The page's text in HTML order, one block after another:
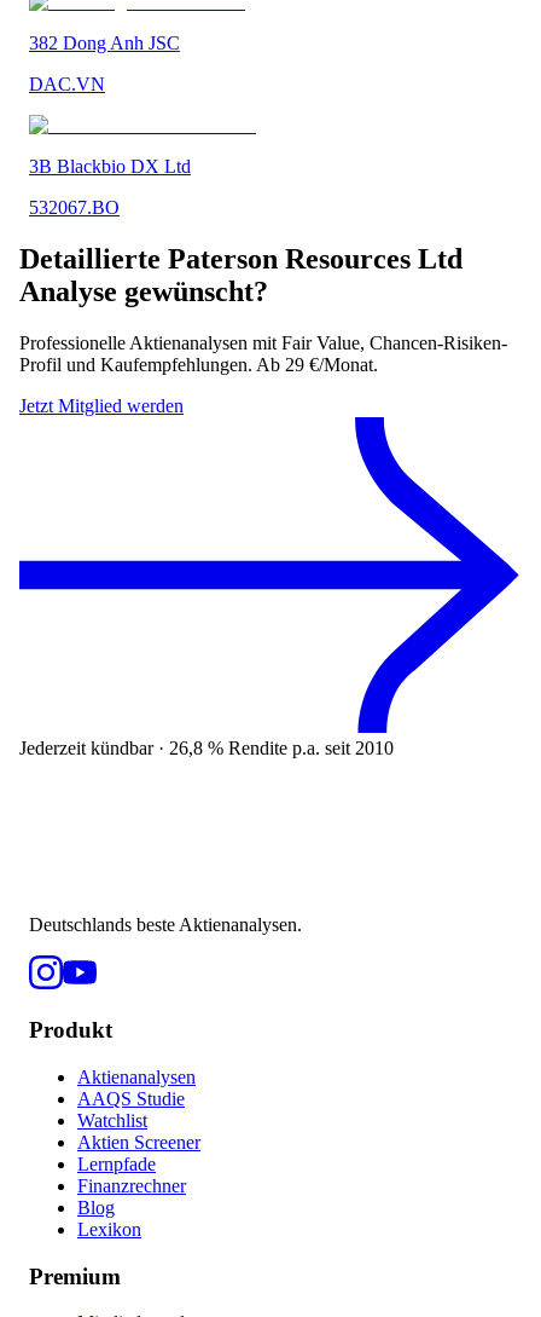
382 Dong Anh JSC
DAC.VN
3B Blackbio DX Ltd
532067.BO
Detaillierte Paterson Resources Ltd
Analyse gewünscht?
Professionelle Aktienanalysen mit Fair Value, Chancen-Risiken-
Profil und Kaufempfehlungen. Ab 29 €/Monat.
Jetzt Mitglied werden
Jederzeit kündbar · 26,8 % Rendite p.a. seit 2010
Deutschlands beste Aktienanalysen.
Produkt
Aktienanalysen
AAQS Studie
Watchlist
Aktien Screener
Lernpfade
Finanzrechner
Blog
Lexikon
Premium